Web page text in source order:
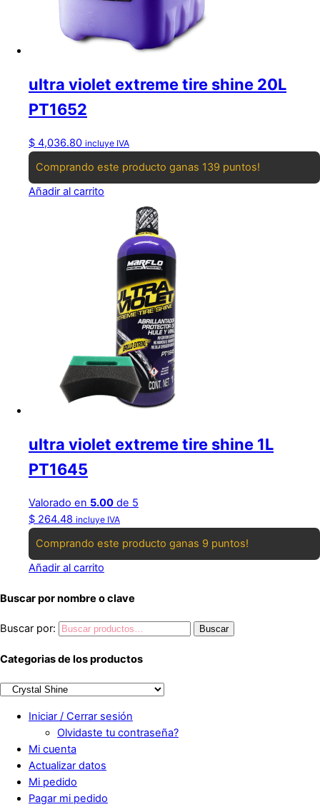
ultra violet extreme tire shine 20L
PT1652
$ 4,036.80 incluye IVA
Comprando este producto ganas 139 puntos!
Añadir al carrito
ultra violet extreme tire shine 1L
PT1645
Valorado en 5.00 de 5
$ 264.48 incluye IVA
Comprando este producto ganas 9 puntos!
Añadir al carrito
Buscar por nombre o clave
Buscar por: Buscar
Categorias de los productos
Iniciar / Cerrar sesión
Olvidaste tu contraseña?
Mi cuenta
Actualizar datos
Mi pedido
Pagar mi pedido